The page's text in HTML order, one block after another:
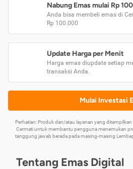
Nabung Emas mulai Rp
Anda bisa membeli emas di
Rp 100.000
Update Harga per Menit
Harga emas diupdate setiap
transaksi Anda.
Mulai Investasi
Perhatian: Produk dan/atau layanan yang
Cermati untuk membantu pengguna menemukan
tanggung jawab berada pada masing-masing
Tentang Emas Digital